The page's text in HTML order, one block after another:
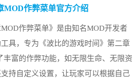
MOD作弊菜单官方介绍
MOD作弊菜单》是由知名MOD开发者
具，专为《波比的游戏时间》第二章
丰富的作弊功能，如无限生命、无限资
持自定义设置，让玩家可以根据自己